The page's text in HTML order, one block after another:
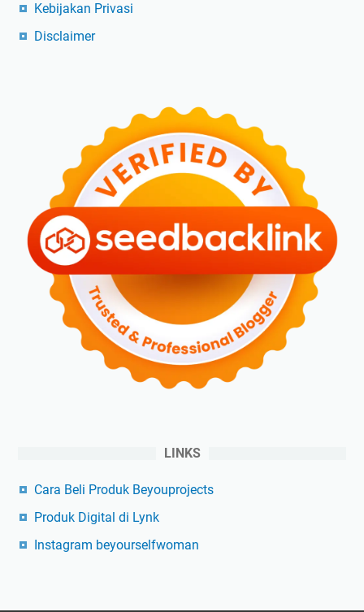
Kebijakan Privasi
Disclaimer
LINKS
Cara Beli Produk Beyouprojects
Produk Digital di Lynk
Instagram beyourselfwoman